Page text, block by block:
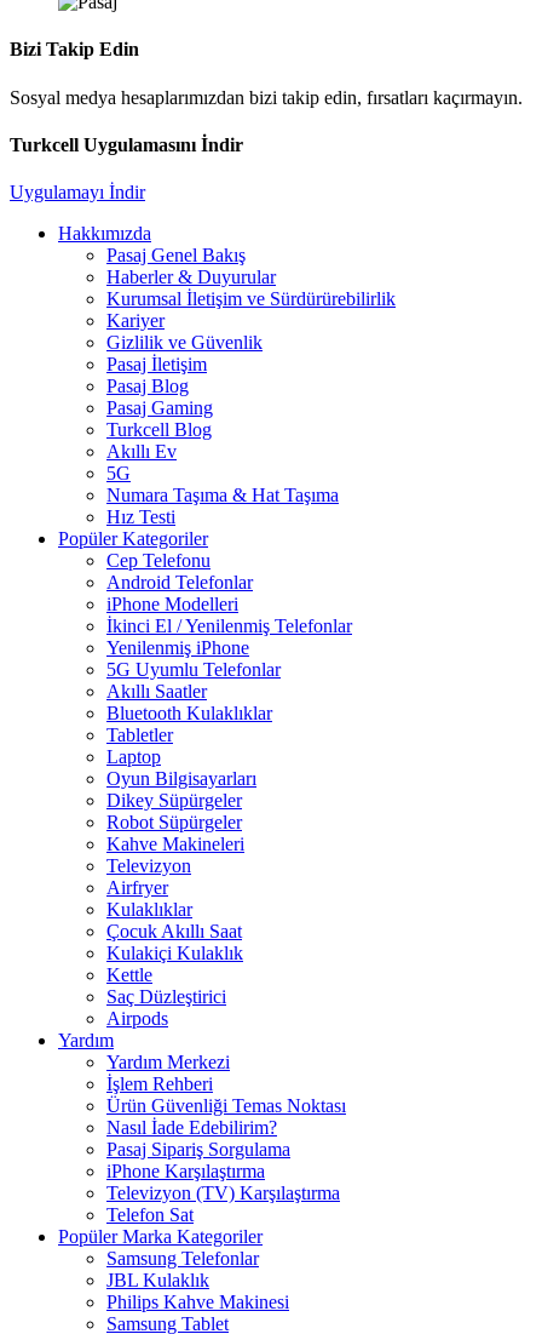
Bizi Takip Edin
Sosyal medya hesaplarımızdan bizi takip edin, fırsatları kaçırmayın.
Turkcell Uygulamasını İndir
Uygulamayı İndir
Hakkımızda
Pasaj Genel Bakış
Haberler & Duyurular
Kurumsal İletişim ve Sürdürürebilirlik
Kariyer
Gizlilik ve Güvenlik
Pasaj İletişim
Pasaj Blog
Pasaj Gaming
Turkcell Blog
Akıllı Ev
5G
Numara Taşıma & Hat Taşıma
Hız Testi
Popüler Kategoriler
Cep Telefonu
Android Telefonlar
iPhone Modelleri
İkinci El / Yenilenmiş Telefonlar
Yenilenmiş iPhone
5G Uyumlu Telefonlar
Akıllı Saatler
Bluetooth Kulaklıklar
Tabletler
Laptop
Oyun Bilgisayarları
Dikey Süpürgeler
Robot Süpürgeler
Kahve Makineleri
Televizyon
Airfryer
Kulaklıklar
Çocuk Akıllı Saat
Kulakiçi Kulaklık
Kettle
Saç Düzleştirici
Airpods
Yardım
Yardım Merkezi
İşlem Rehberi
Ürün Güvenliği Temas Noktası
Nasıl İade Edebilirim?
Pasaj Sipariş Sorgulama
iPhone Karşılaştırma
Televizyon (TV) Karşılaştırma
Telefon Sat
Popüler Marka Kategoriler
Samsung Telefonlar
JBL Kulaklık
Philips Kahve Makinesi
Samsung Tablet